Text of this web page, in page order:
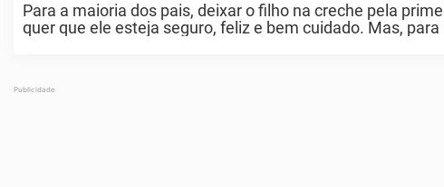
Para a maioria dos pais, deixar o filho na creche pela
quer que ele esteja seguro, feliz e bem cuidado. Mas, para